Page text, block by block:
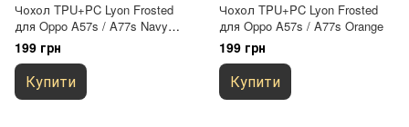
Чохол TPU+PC Lyon Frosted
для Oppo A57s / A77s Navy
Blue
199 грн
Купити
Чохол TPU+PC Lyon Frosted
для Oppo A57s / A77s Orange
199 грн
Купити